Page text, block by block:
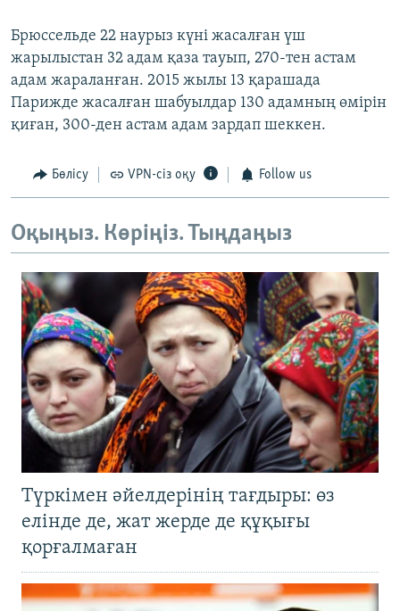
Брюссельде 22 наурыз күні жасалған үш
жарылыстан 32 адам қаза тауып, 270-тен астам
адам жараланған. 2015 жылы 13 қарашада
Парижде жасалған шабуылдар 130 адамның өмірін
қиған, 300-ден астам адам зардап шеккен.
Бөлісу VPN-сіз оқу Follow us
Оқыңыз. Көріңіз. Тыңдаңыз
Түркімен әйелдерінің тағдыры: өз
елінде де, жат жерде де құқығы
қорғалмаған